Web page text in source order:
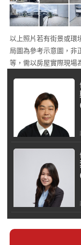
以上照片若有街景或環
局圖為參考示意圖，非
等，需以房屋實際現場